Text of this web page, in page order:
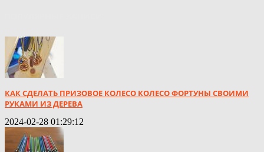
КАК СДЕЛАТЬ ПРИЗОВОЕ КОЛЕСО КОЛЕСО ФОРТУНЫ СВОИМИ
РУКАМИ ИЗ ДЕРЕВА
2024-02-28 01:29:12